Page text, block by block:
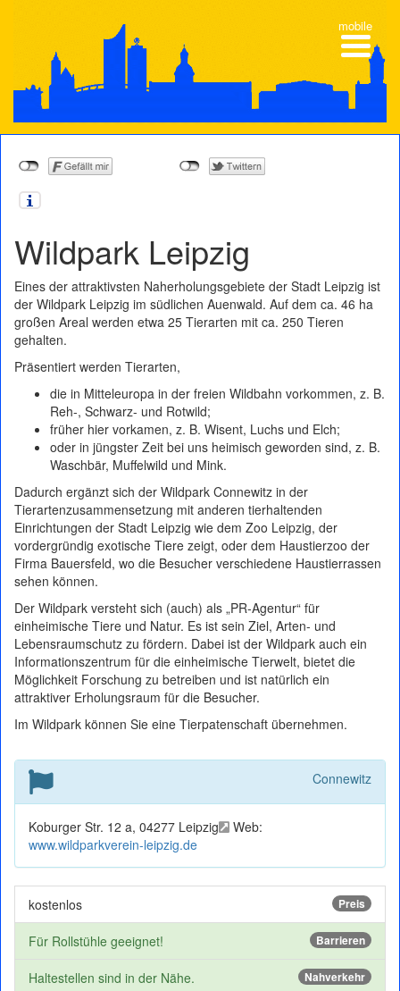
Wildpark Leipzig
Eines der attraktivsten Naherholungsgebiete der Stadt Leipzig ist
der Wildpark Leipzig im südlichen Auenwald. Auf dem ca. 46 ha
großen Areal werden etwa 25 Tierarten mit ca. 250 Tieren
gehalten.
Präsentiert werden Tierarten,
die in Mitteleuropa in der freien Wildbahn vorkommen, z. B.
Reh-, Schwarz- und Rotwild;
früher hier vorkamen, z. B. Wisent, Luchs und Elch;
oder in jüngster Zeit bei uns heimisch geworden sind, z. B.
Waschbär, Muffelwild und Mink.
Dadurch ergänzt sich der Wildpark Connewitz in der
Tierartenzusammensetzung mit anderen tierhaltenden
Einrichtungen der Stadt Leipzig wie dem Zoo Leipzig, der
vordergründig exotische Tiere zeigt, oder dem Haustierzoo der
Firma Bauersfeld, wo die Besucher verschiedene Haustierrassen
sehen können.
Der Wildpark versteht sich (auch) als „PR-Agentur“ für
einheimische Tiere und Natur. Es ist sein Ziel, Arten- und
Lebensraumschutz zu fördern. Dabei ist der Wildpark auch ein
Informationszentrum für die einheimische Tierwelt, bietet die
Möglichkeit Forschung zu betreiben und ist natürlich ein
attraktiver Erholungsraum für die Besucher.
Im Wildpark können Sie eine Tierpatenschaft übernehmen.
Connewitz
Koburger Str. 12 a, 04277 Leipzig
Web:
www.wildparkverein-leipzig.de
Preis
kostenlos
Barrieren
Für Rollstühle geeignet!
Nahverkehr
Haltestellen sind in der Nähe.
mobile